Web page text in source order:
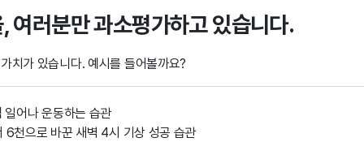
여러분만 과소평가하고 있습니다.
치가 있습니다. 예시를 들어볼까요?
어나 운동하는 습관
천으로 바꾼 새벽 4시 기상 성공 습관